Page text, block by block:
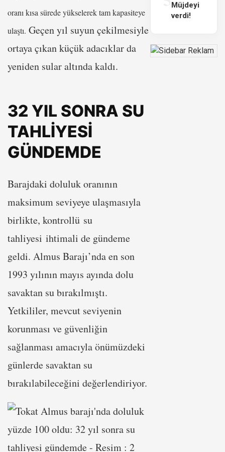
oranı kısa sürede yükselerek tam kapasiteye
ulaştı. Geçen yıl suyun çekilmesiyle
ortaya çıkan küçük adacıklar da
yeniden sular altında kaldı.
32 YIL SONRA SU
TAHLİYESİ
GÜNDEMDE
Barajdaki doluluk oranının
maksimum seviyeye ulaşmasıyla
birlikte, kontrollü su
tahliyesi ihtimali de gündeme
geldi. Almus Barajı’nda en son
1993 yılının mayıs ayında dolu
savaktan su bırakılmıştı.
Yetkililer, mevcut seviyenin
korunması ve güvenliğin
sağlanması amacıyla önümüzdeki
günlerde savaktan su
bırakılabileceğini değerlendiriyor.
Müjdeyi
verdi!